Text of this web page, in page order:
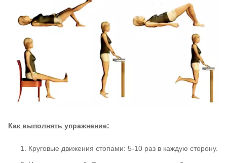
Как выполнять упражнение:
1. Круговые движения стопами: 5-10 раз в каждую сторону.